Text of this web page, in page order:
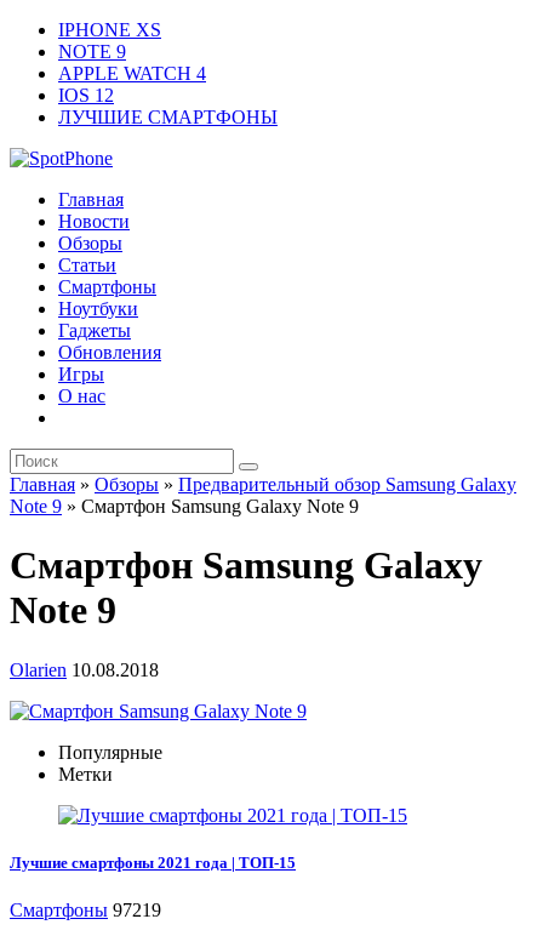
IPHONE XS
NOTE 9
APPLE WATCH 4
IOS 12
ЛУЧШИЕ СМАРТФОНЫ
Главная
Новости
Обзоры
Статьи
Смартфоны
Ноутбуки
Гаджеты
Обновления
Игры
О нас
Главная » Обзоры » Предварительный обзор Samsung Galaxy
Note 9 » Смартфон Samsung Galaxy Note 9
Смартфон Samsung Galaxy
Note 9
Olarien 10.08.2018
Популярные
Метки
Лучшие смартфоны 2021 года | ТОП-15
Смартфоны 97219